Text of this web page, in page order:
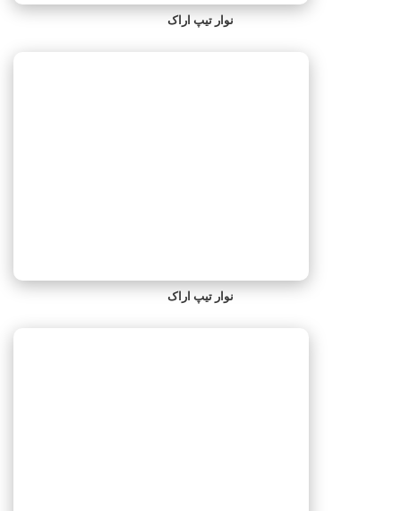
نوار تیپ اراک
نوار تیپ اراک